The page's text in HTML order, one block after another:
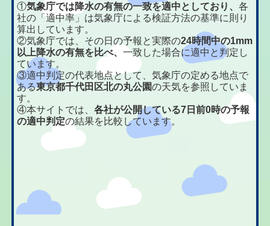
①気象庁では降水の有無の一致を適中としており、各
社の「適中率」は気象庁による検証方法の基準に則り
算出しています。
②気象庁では、その日の予報と実際の24時間中の1mm
以上降水の有無を比べ、一致した場合に適中と判定し
ています。
③適中判定の代表地点として、気象庁の定める地点で
ある東京都千代田区北の丸公園の天気を参照していま
す。
④本サイトでは、各社が公開している7日前0時の予報
の適中判定の結果を比較しています。